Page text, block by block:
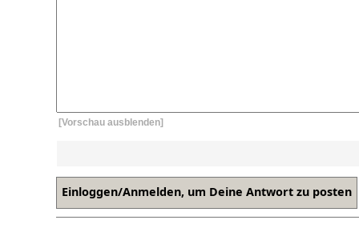
[Vorschau ausblenden]